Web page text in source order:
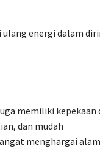
energi dalam
memiliki kepekaan
dan mudah
menghargai